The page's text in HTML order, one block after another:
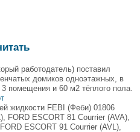
работодатель) поставил
домиков одноэтажных, в
помещения и 60 м2 тёплого пола.
жидкости FEBI (Феби) 01806
FORD ESCORT 81 Courrier (AVA),
ESCORT 91 Courrier (AVL),